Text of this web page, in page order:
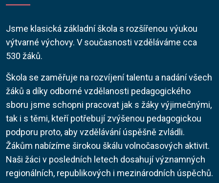
Jsme klasická základní škola s rozšířenou výukou
výtvarné výchovy. V současnosti vzděláváme cca
530 žáků.
Škola se zaměřuje na rozvíjení talentu a nadání všech
žáků a díky odborné vzdělanosti pedagogického
sboru jsme schopni pracovat jak s žáky výjimečnými,
tak i s těmi, kteří potřebují zvýšenou pedagogickou
podporu proto, aby vzdělávání úspěšně zvládli.
Žákům nabízíme širokou škálu volnočasových aktivit.
Naši žáci v posledních letech dosahují významných
regionálních, republikových i mezinárodních úspěchů.